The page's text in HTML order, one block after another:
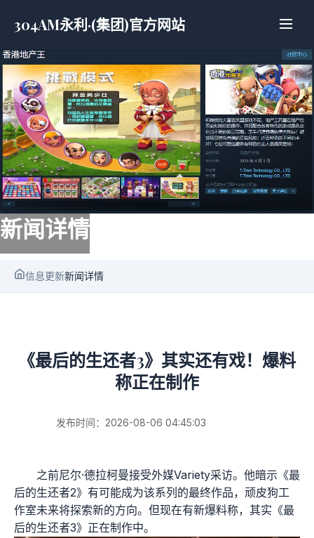
304AM永利·(集团)官方网站
新闻详情
信息更新新闻详情
《最后的生还者3》其实还有戏！爆料
称正在制作
发布时间：2026-08-06 04:45:03
之前尼尔·德拉柯曼接受外媒Variety采访。他暗示《最
后的生还者2》有可能成为该系列的最终作品，顽皮狗工
作室未来将探索新的方向。但现在有新爆料称，其实《最
后的生还者3》正在制作中。